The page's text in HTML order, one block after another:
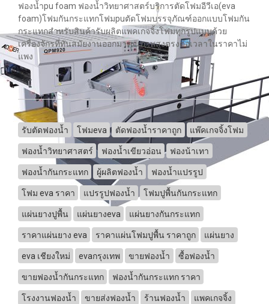
ฟองน้ำpu foam ฟองน้ำวิทยาศาสตร์บริการตัดโฟมอีวีเอ(eva
foam)โฟมกันกระแทกโฟมpuตัดโฟมบรรจุภัณฑ์ออกแบบโฟมกัน
กระแทกสำหรับสินค้ารับผลิตแพคเกจจิ้งโฟมทุกรูปแบบด้วย
เครื่องจักรที่ทันสมัยงานออกมาคุณภาพสูงตรงต่อเวลาในราคาไม่
แพง
รับตัดฟองน้ำ โฟมeva ตัดฟองน้ำราคาถูก แพ๊คเกจจิ้งโฟม
ฟองน้ำวิทยาศาสตร์ ฟองน้ำเขียวอ่อน ฟองน้าเทา
ฟองน้ำกันกระแทก ผู้ผลิตฟองน้ำ ฟองน้ำแปรรูป
โฟม eva ราคา แปรรูปฟองน้ำ โฟมปูพื้นกันกระแทก
แผ่นยางปูพื้น แผ่นยางeva แผ่นยางกันกระแทก
ราคาแผ่นยาง eva ราคาแผ่นโฟมปูพื้น ราคาถูก แผ่นยาง
eva เชียงใหม่ evaกรุงเทพ ขายฟองน้ำ ซื้อฟองน้ำ
ขายฟองน้ำกันกระแทก ฟองน้ำกันกระแทก ราคา
โรงงานฟองน้ำ ขายส่งฟองน้ำ ร้านฟองน้ำ แพคเกจจิ้ง